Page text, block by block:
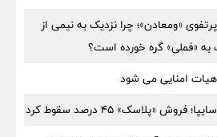
پرتفوی «ومعادن»؛ چرا نزدیک به نیمی از
«فملی» گره خورده است؟
امنایی می شود
«پلاسک» ۴۵ درصد سقوط کرد